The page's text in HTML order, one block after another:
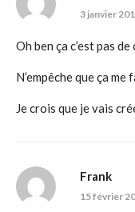
3 janvier
Oh ben ça c’est pas
N’empêche que ça
Je crois que je vais
Frank
15 février